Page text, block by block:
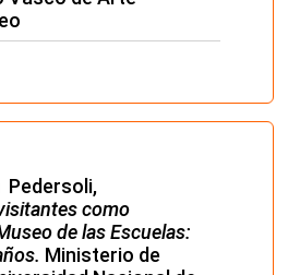
Pedersoli,
como
de las Escuelas:
Ministerio de